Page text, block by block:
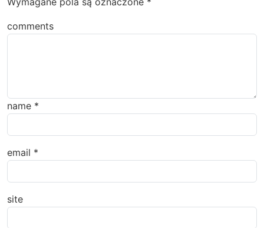
comments
name *
email *
site